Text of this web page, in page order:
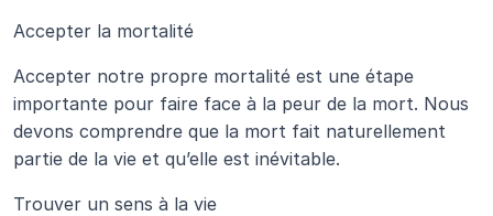
Accepter la mortalité
Accepter notre propre mortalité est une étape
importante pour faire face à la peur de la mort. Nous
devons comprendre que la mort fait naturellement
partie de la vie et qu’elle est inévitable.
Trouver un sens à la vie